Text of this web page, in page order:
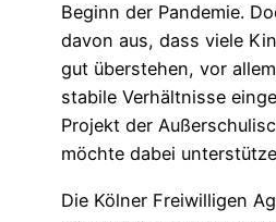
Beginn der Pandemie.
davon aus, dass viele
gut überstehen, vor
stabile Verhältnisse
Projekt der
möchte dabei
Die Kölner Freiwilligen